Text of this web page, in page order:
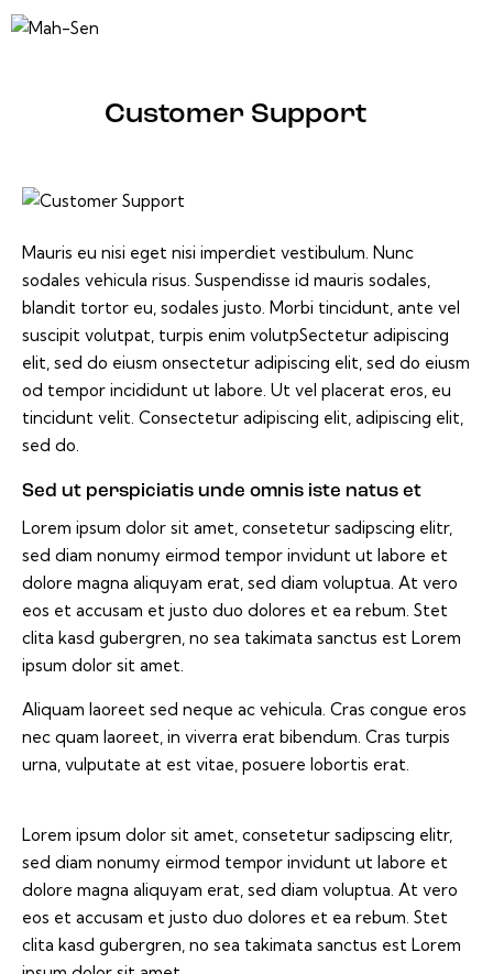
Customer Support
Mauris eu nisi eget nisi imperdiet vestibulum. Nunc
sodales vehicula risus. Suspendisse id mauris sodales,
blandit tortor eu, sodales justo. Morbi tincidunt, ante vel
suscipit volutpat, turpis enim volutpSectetur adipiscing
elit, sed do eiusm onsectetur adipiscing elit, sed do eiusm
od tempor incididunt ut labore. Ut vel placerat eros, eu
tincidunt velit. Consectetur adipiscing elit, adipiscing elit,
sed do.
Sed ut perspiciatis unde omnis iste natus et
Lorem ipsum dolor sit amet, consetetur sadipscing elitr,
sed diam nonumy eirmod tempor invidunt ut labore et
dolore magna aliquyam erat, sed diam voluptua. At vero
eos et accusam et justo duo dolores et ea rebum. Stet
clita kasd gubergren, no sea takimata sanctus est Lorem
ipsum dolor sit amet.
Aliquam laoreet sed neque ac vehicula. Cras congue eros
nec quam laoreet, in viverra erat bibendum. Cras turpis
urna, vulputate at est vitae, posuere lobortis erat.
Lorem ipsum dolor sit amet, consetetur sadipscing elitr,
sed diam nonumy eirmod tempor invidunt ut labore et
dolore magna aliquyam erat, sed diam voluptua. At vero
eos et accusam et justo duo dolores et ea rebum. Stet
clita kasd gubergren, no sea takimata sanctus est Lorem